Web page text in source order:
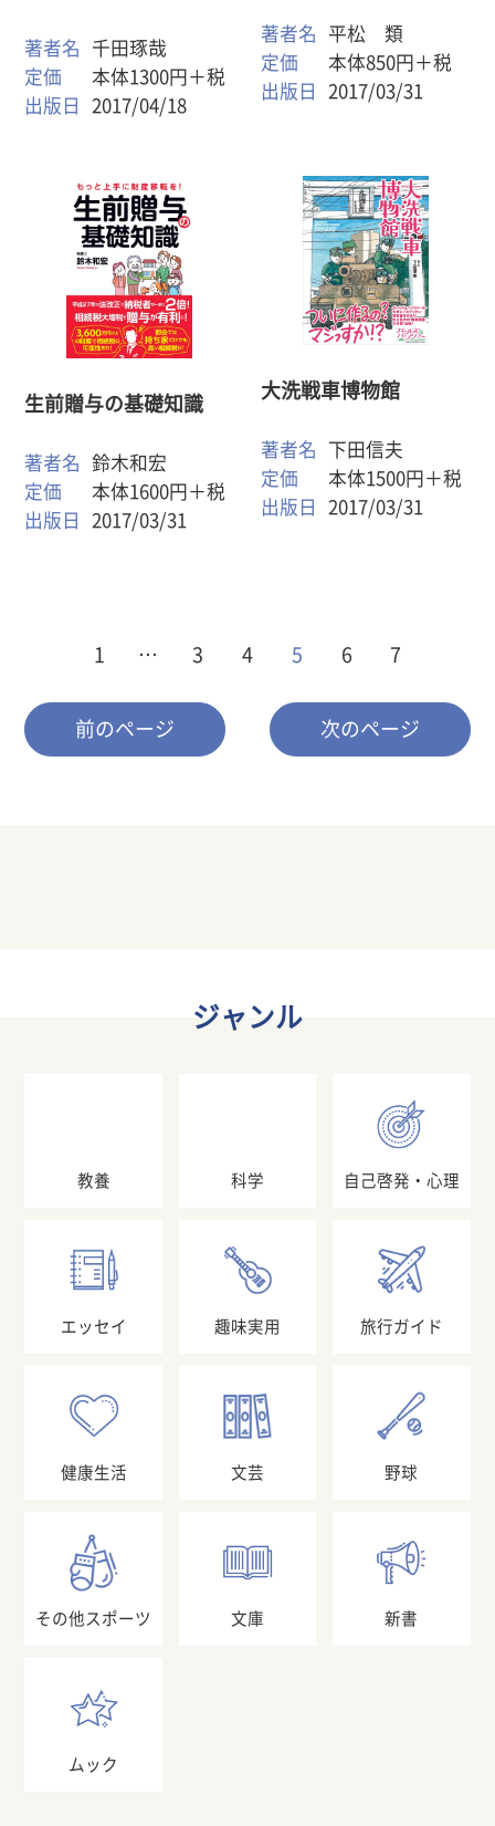
ジャンル
教養 科学 自己啓発・心理
エッセイ 趣味実用 旅行ガイド
健康生活 文芸 野球
その他スポーツ 文庫 新書
ムック
著者名
千田琢哉
定価
本体1300円＋税
出版日
2017/04/18
著者名
平松 類
定価
本体850円＋税
出版日
2017/03/31
生前贈与の基礎知識
著者名
鈴木和宏
定価
本体1600円＋税
出版日
2017/03/31
大洗戦車博物館
著者名
下田信夫
定価
本体1500円＋税
出版日
2017/03/31
前のページ
1 … 3 4 5 6 7
次のページ